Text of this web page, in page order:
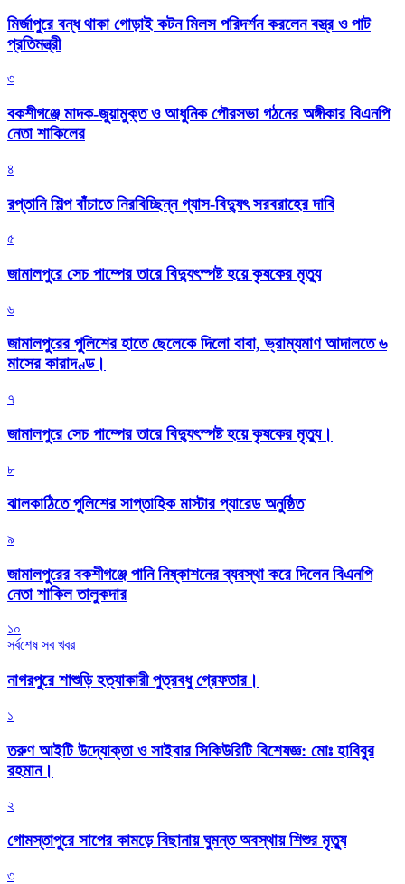
মির্জাপুরে বন্ধ থাকা গোড়াই কটন মিলস পরিদর্শন করলেন বস্ত্র ও পাট
প্রতিমন্ত্রী
৩
বকশীগঞ্জে মাদক-জুয়ামুক্ত ও আধুনিক পৌরসভা গঠনের অঙ্গীকার বিএনপি
নেতা শাকিলের
৪
রপ্তানি শিল্প বাঁচাতে নিরবিচ্ছিন্ন গ্যাস-বিদ্যুৎ সরবরাহের দাবি
৫
জামালপুরে সেচ পাম্পের তারে বিদ্যুৎস্পষ্ট হয়ে কৃষকের মৃত্যু
৬
জামালপুরের পুলিশের হাতে ছেলেকে দিলো বাবা, ভ্রাম্যমাণ আদালতে ৬
মাসের কারাদণ্ড।
৭
জামালপুরে সেচ পাম্পের তারে বিদ্যুৎস্পষ্ট হয়ে কৃষকের মৃত্যু।
৮
‎ঝালকাঠিতে পুলিশের সাপ্তাহিক মাস্টার প্যারেড অনুষ্ঠিত
৯
জামালপুরের বকশীগঞ্জে পানি নিষ্কাশনের ব্যবস্থা করে দিলেন বিএনপি
নেতা শাকিল তালুকদার
১০
সর্বশেষ সব খবর
নাগরপুরে শাশুড়ি হত্যাকারী পুত্রবধু গ্রেফতার।
১
তরুণ আইটি উদ্যোক্তা ও সাইবার সিকিউরিটি বিশেষজ্ঞ: মোঃ হাবিবুর
রহমান।
২
গোমস্তাপুরে সাপের কামড়ে বিছানায় ঘুমন্ত অবস্থায় শিশুর মৃত্যু
৩